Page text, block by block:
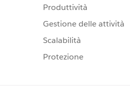
Produttività
Gestione delle attività
Scalabilità
Protezione